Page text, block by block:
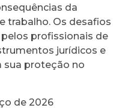
da
trabalho. Os desafios
profissionais de
jurídicos e
sua proteção no
de 2026